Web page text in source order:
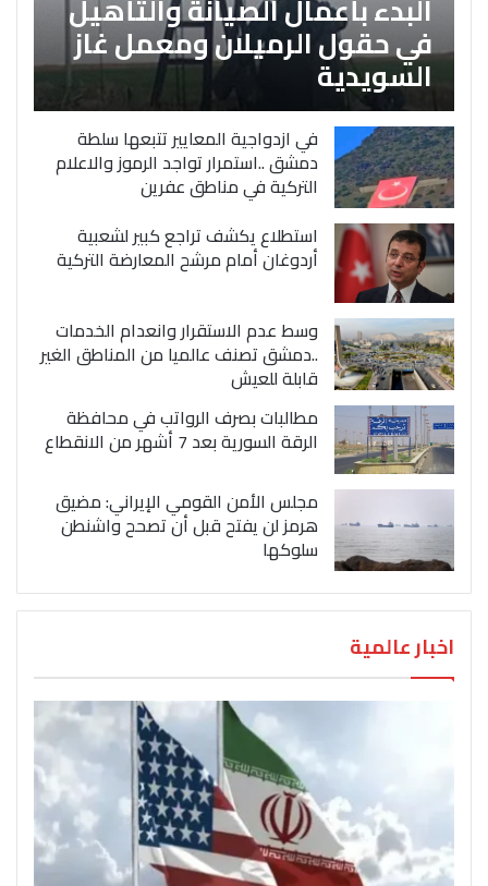
في حقول الرميلان ومعمل غاز
السويدية
في ازدواجية المعايير تتبعها سلطة
دمشق ..استمرار تواجد الرموز والاعلام
التركية في مناطق عفرين
استطلاع يكشف تراجع كبير لشعبية
أردوغان أمام مرشح المعارضة التركية
وسط عدم الاستقرار وانعدام الخدمات
..دمشق تصنف عالميا من المناطق الغير
قابلة للعيش
مطالبات بصرف الرواتب في محافظة
الرقة السورية بعد 7 أشهر من الانقطاع
مجلس الأمن القومي الإيراني: مضيق
هرمز لن يفتح قبل أن تصحح واشنطن
سلوكها
اخبار عالمية